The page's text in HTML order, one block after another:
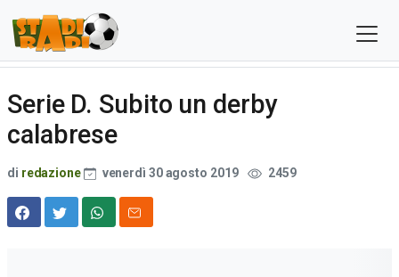
Serie D. Subito un derby
calabrese
di redazione venerdì 30 agosto 2019 2459